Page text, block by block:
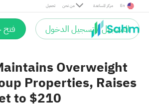
تحميل من نحن مركز المساعدة En
التسجيل / تسجيل الدخول
Overweight
Properties, Raises
to $210